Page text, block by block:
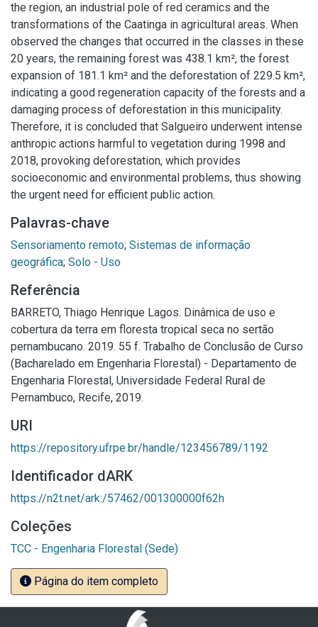
the region, an industrial pole of red ceramics and the
transformations of the Caatinga in agricultural areas. When
observed the changes that occurred in the classes in these
20 years, the remaining forest was 438.1 km², the forest
expansion of 181.1 km² and the deforestation of 229.5 km²,
indicating a good regeneration capacity of the forests and a
damaging process of deforestation in this municipality.
Therefore, it is concluded that Salgueiro underwent intense
anthropic actions harmful to vegetation during 1998 and
2018, provoking deforestation, which provides
socioeconomic and environmental problems, thus showing
the urgent need for efficient public action.
Palavras-chave
Sensoriamento remoto; Sistemas de informação
geográfica; Solo - Uso
Referência
BARRETO, Thiago Henrique Lagos. Dinâmica de uso e
cobertura da terra em floresta tropical seca no sertão
pernambucano. 2019. 55 f. Trabalho de Conclusão de Curso
(Bacharelado em Engenharia Florestal) - Departamento de
Engenharia Florestal, Universidade Federal Rural de
Pernambuco, Recife, 2019.
URI
https://repository.ufrpe.br/handle/123456789/1192
Identificador dARK
https://n2t.net/ark:/57462/001300000f62h
Coleções
TCC - Engenharia Florestal (Sede)
Página do item completo